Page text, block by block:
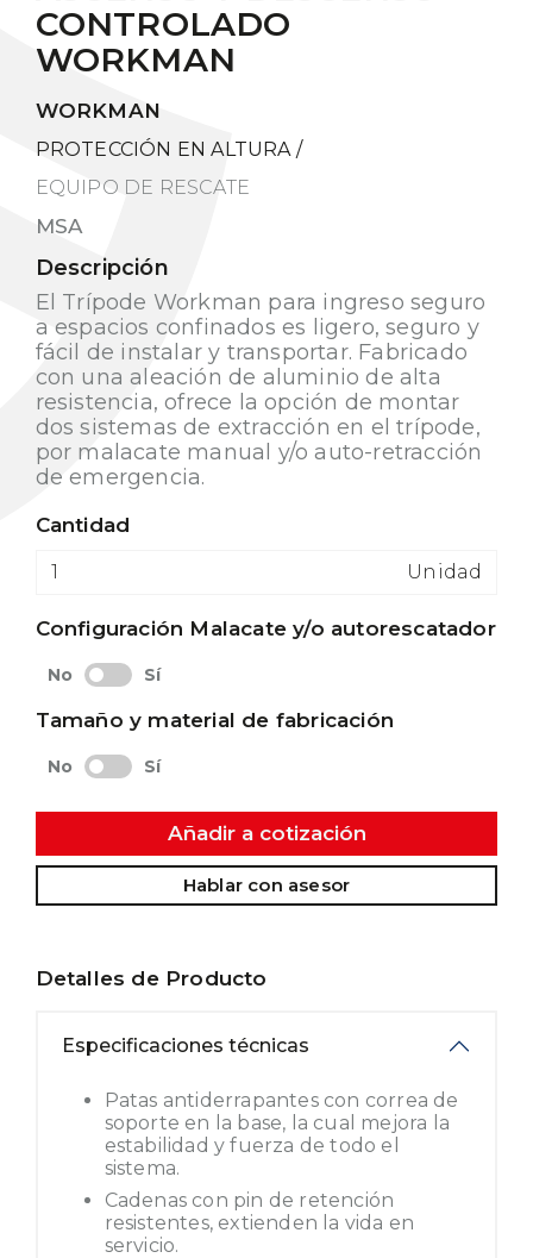
CONTROLADO
WORKMAN
WORKMAN
PROTECCIÓN EN ALTURA /
EQUIPO DE RESCATE
MSA
Descripción
El Trípode Workman para ingreso seguro
a espacios confinados es ligero, seguro y
fácil de instalar y transportar. Fabricado
con una aleación de aluminio de alta
resistencia, ofrece la opción de montar
dos sistemas de extracción en el trípode,
por malacate manual y/o auto-retracción
de emergencia.
Cantidad
Unidad
Configuración Malacate y/o autorescatador
No Sí
Tamaño y material de fabricación
No Sí
Añadir a cotización
Hablar con asesor
Detalles de Producto
Especificaciones técnicas
Patas antiderrapantes con correa de
soporte en la base, la cual mejora la
estabilidad y fuerza de todo el
sistema.
Cadenas con pin de retención
resistentes, extienden la vida en
servicio.